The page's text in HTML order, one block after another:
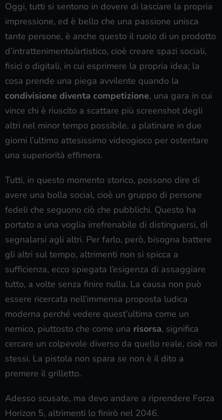
Oggi, tutti si sentono in dovere di lasciare la propria
impressione, ed è bello che una passione unisca
tante persone, è anche questo il ruolo di un prodotto
d’intrattenimento/artistico, cioè creare spazi sociali,
fisici o digitali, in cui esprimere la propria idea; la
cosa prende una piega avvilente quando la
condivisione diventa competizione, una gara in cui
vince chi è riuscito a scattare più screenshot degli
altri nel minor tempo possibile, a platinare in due
giorni l’ultimo attesissimo videogioco per ostentare
una superiorità effimera.
Tutti, in questo momento storico, possono dire di
avere una bolla social, cioè un gruppo di persone
fedeli che seguono ciò che pubblichi. Questo ha
portato a una voglia irrefrenabile di distinguersi, di
segnalarsi agli altri. Per farlo, però, bisogna battere
gli altri sul tempo, altrimenti non si spicca a
sufficienza, ecco spiegata l’esigenza di assaggiare
tutto, a volte senza finire nulla. La causa non può
essere ricercata nell’immensa proposta ludica
moderna perché vedere quest’ultima come un
nemico, piuttosto che come una risorsa, significa
cercare un colpevole diverso da quello reale, cioè noi
stessi. La pistola non spara se non è il dito a
premere il grilletto.
Adesso scusate, ma devo andare a riprendere Forza
Horizon 5, altrimenti lo finirò nel 2046.